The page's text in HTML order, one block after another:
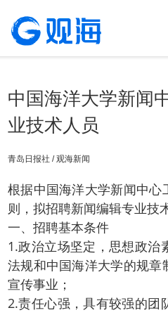
中国海洋大学新闻
业技术人员
青岛日报社 / 观海新闻
根据中国海洋大学新闻中
则，拟招聘新闻编辑专业技
一、招聘基本条件
1.政治立场坚定，思想政治
法规和中国海洋大学的规
宣传事业；
2.责任心强，具有较强的团